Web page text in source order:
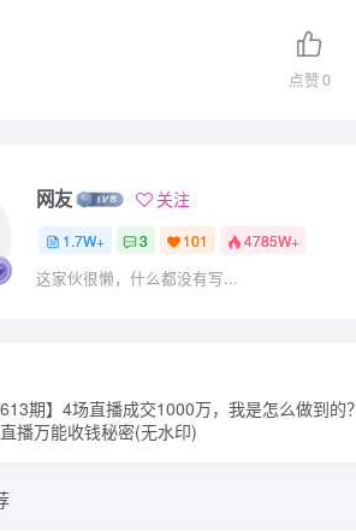
点赞0
网友 关注
1.7W+ 3 101 4785W+
这家伙很懒，什么都没有写...
613期】4场直播成交1000万，我是怎么做到的？
播万能收钱秘密(无水印)